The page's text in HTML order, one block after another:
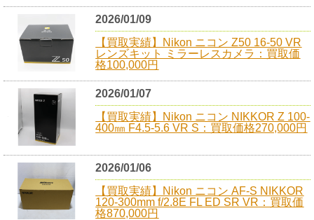
2026/01/09
【買取実績】Nikon ニコン Z50 16-50 VR
レンズキット ミラーレスカメラ：買取価
格100,000円
2026/01/07
【買取実績】Nikon ニコン NIKKOR Z 100-
400㎜ F4.5-5.6 VR S：買取価格270,000円
2026/01/06
【買取実績】Nikon ニコン AF-S NIKKOR
120-300mm f/2.8E FL ED SR VR：買取価
格870,000円